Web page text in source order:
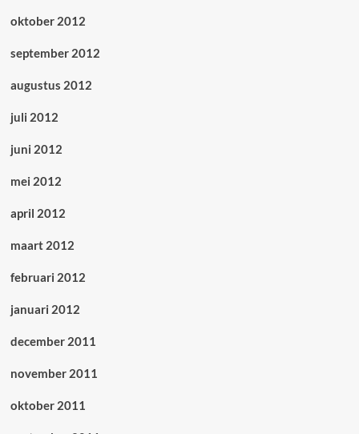
oktober 2012
september 2012
augustus 2012
juli 2012
juni 2012
mei 2012
april 2012
maart 2012
februari 2012
januari 2012
december 2011
november 2011
oktober 2011